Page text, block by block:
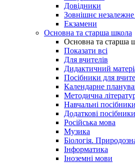
Довідники
Зовнішнє
Екзамени
Основна та старша школа
Основна та старша
Показати всі
Для вчителів
Дидактичний
Посібники для
Календарне
Методична
Навчальні
Додаткові посібники
Російська мова
Музика
Біологія.
Інформатика
Іноземні мови